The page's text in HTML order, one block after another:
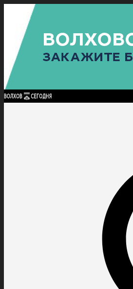
Найти:
ГЛАВНАЯ ПОЛИТИКАПРОИСШЕСТВИЯ
ПОЛИТИКА
КУЛЬТУРА
ПОСЕЛЕНИЯ